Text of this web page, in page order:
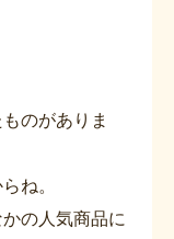
のがありま
ね。
の人気商品に